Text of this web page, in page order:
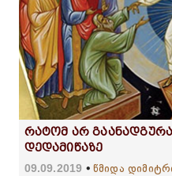
რატომ არ
დედამიწაზე
09.09.2019 წმიდა